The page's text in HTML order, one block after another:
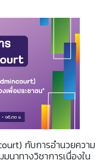
กับการอํานวยความ
นาทางวิชาการเนื่องใน